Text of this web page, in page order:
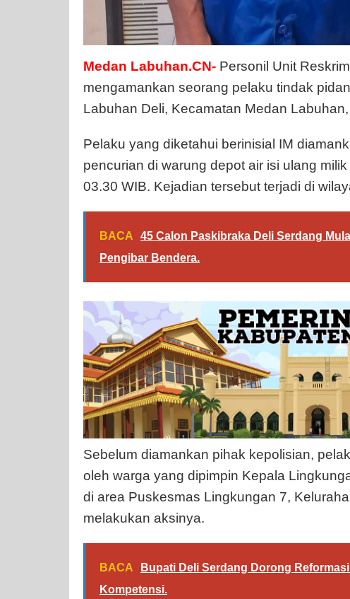
Medan Labuhan.CN- Personil Unit
mengamankan seorang pelaku tindak
Labuhan Deli, Kecamatan Medan
Pelaku yang diketahui berinisial IM
pencurian di warung depot air isi ulang
03.30 WIB. Kejadian tersebut terjadi di
BACA
45 Calon Paskibraka Deli Serdang
Pengibar Bendera.
Sebelum diamankan pihak kepolisian,
oleh warga yang dipimpin Kepala
di area Puskesmas Lingkungan 7,
melakukan aksinya.
BACA
Bupati Deli Serdang Dorong
Kompetensi.